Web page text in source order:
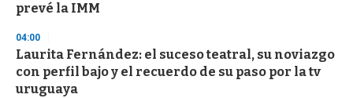
prevé la IMM
04:00
Laurita Fernández: el suceso teatral, su noviazgo
con perfil bajo y el recuerdo de su paso por la tv
uruguaya